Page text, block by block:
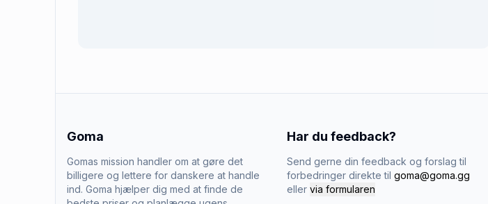
Goma
Gomas mission handler om at gøre det
billigere og lettere for danskere at handle
ind. Goma hjælper dig med at finde de
Har du feedback?
Send gerne din feedback og forslag til
forbedringer direkte til goma@goma.gg
eller via formularen